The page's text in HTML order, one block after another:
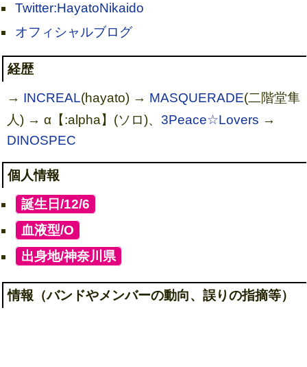
Twitter:HayatoNikaido
オフィシャルブログ
経歴
→ INCREAL(hayato) → MASQUERADE(二階堂隼
人) → α【:alpha】(ソロ)、3Peace☆Lovers →
DINOSPEC
個人情報
誕生日/12/6
血液型/O
出身地/神奈川県]
情報（バンドやメンバーの動向、誤りの指摘等）